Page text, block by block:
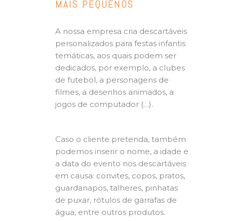
MAIS PEQUENOS
A nossa empresa cria descartáveis
personalizados para festas infantis
temáticas, aos quais podem ser
dedicados, por exemplo, a clubes
de futebol, a personagens de
filmes, a desenhos animados, a
jogos de computador (…).
Caso o cliente pretenda, também
podemos inserir o nome, a idade e
a data do evento nos descartáveis
em causa: convites, copos, pratos,
guardanapos, talheres, pinhatas
de puxar, rótulos de garrafas de
água, entre outros produtos.